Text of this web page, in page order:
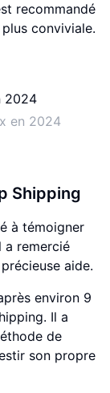
recommandé
conviviale.
en 2024
Shipping
à témoigner
a remercié
aide.
environ 9
Il a
de
son propre